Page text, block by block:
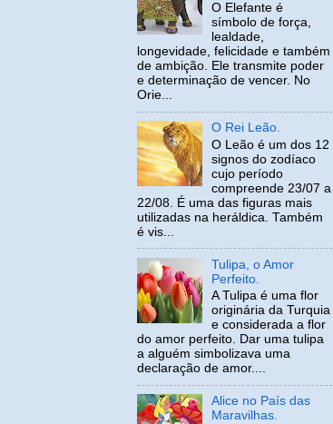
O Elefante é
símbolo de força,
lealdade,
longevidade, felicidade e também
de ambição. Ele transmite poder
e determinação de vencer. No
Orie...
O Rei Leão.
O Leão é um dos 12
signos do zodíaco
cujo período
compreende 23/07 a
22/08. É uma das figuras mais
utilizadas na heráldica. Também
é vis...
Tulipa, o Amor
Perfeito.
A Tulipa é uma flor
originária da Turquia
e considerada a flor
do amor perfeito. Dar uma tulipa
a alguém simbolizava uma
declaração de amor....
Alice no País das
Maravilhas.